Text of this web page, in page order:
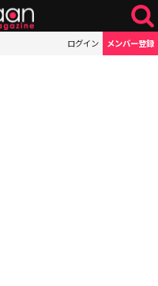
ログイン メンバー登録